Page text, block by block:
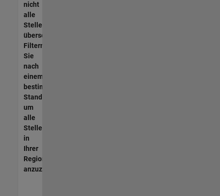
nicht
alle
Stellen
übersetzt.
Filtern
Sie
nach
einem
bestimmten
Standort,
um
alle
Stellenangebote
in
Ihrer
Region
anzuzeigen.